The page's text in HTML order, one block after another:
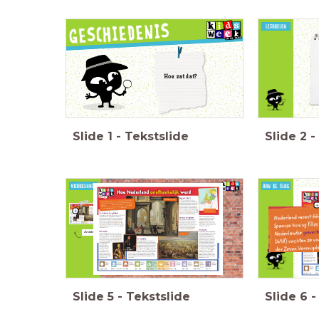
Hoe zat dat?
Slide 1 - Tekstslide Slide 2 -
Schrijf je vragen op
een post-it (één vraag
per blaadje) en plak ze
op de
vragenmuur.
Heb je vragen als
je naar de titel
van het artikel
kijkt?
De tekst
Slide 5 - Tekstslide Slide 6 -